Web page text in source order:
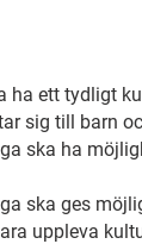
ha ett tydligt
sig till barn
ska ha
ska ges
uppleva